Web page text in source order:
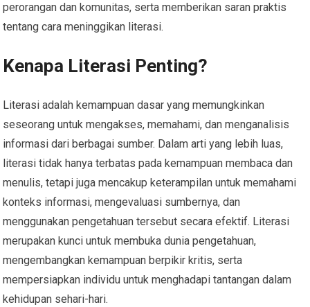
perorangan dan komunitas, serta memberikan saran praktis
tentang cara meninggikan literasi.
Kenapa Literasi Penting?
Literasi adalah kemampuan dasar yang memungkinkan
seseorang untuk mengakses, memahami, dan menganalisis
informasi dari berbagai sumber. Dalam arti yang lebih luas,
literasi tidak hanya terbatas pada kemampuan membaca dan
menulis, tetapi juga mencakup keterampilan untuk memahami
konteks informasi, mengevaluasi sumbernya, dan
menggunakan pengetahuan tersebut secara efektif. Literasi
merupakan kunci untuk membuka dunia pengetahuan,
mengembangkan kemampuan berpikir kritis, serta
mempersiapkan individu untuk menghadapi tantangan dalam
kehidupan sehari-hari.